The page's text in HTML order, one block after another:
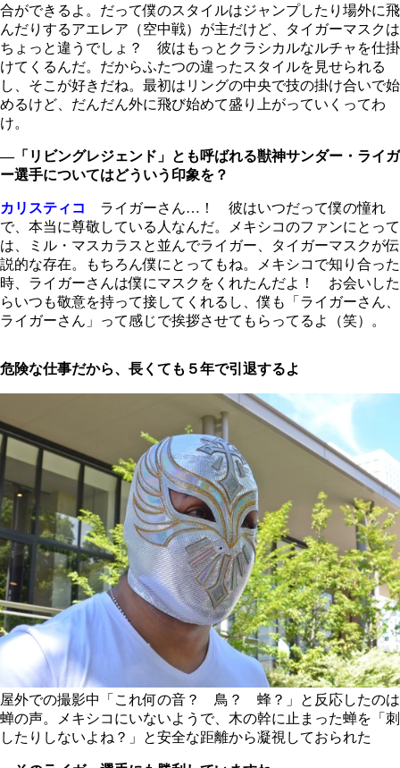
合ができるよ。だって僕のスタイルはジャンプしたり場外に飛
んだりするアエレア（空中戦）が主だけど、タイガーマスクは
ちょっと違うでしょ？ 彼はもっとクラシカルなルチャを仕掛
けてくるんだ。だからふたつの違ったスタイルを見せられる
し、そこが好きだね。最初はリングの中央で技の掛け合いで始
めるけど、だんだん外に飛び始めて盛り上がっていくってわ
け。
―「リビングレジェンド」とも呼ばれる獣神サンダー・ライガ
ー選手についてはどういう印象を？
カリスティコ
ライガーさん…！ 彼はいつだって僕の憧れ
で、本当に尊敬している人なんだ。メキシコのファンにとって
は、ミル・マスカラスと並んでライガー、タイガーマスクが伝
説的な存在。もちろん僕にとってもね。メキシコで知り合った
時、ライガーさんは僕にマスクをくれたんだよ！ お会いした
らいつも敬意を持って接してくれるし、僕も「ライガーさん、
ライガーさん」って感じで挨拶させてもらってるよ（笑）。
危険な仕事だから、長くても５年で引退するよ
屋外での撮影中「これ何の音？ 鳥？ 蜂？」と反応したのは
蝉の声。メキシコにいないようで、木の幹に止まった蝉を「刺
したりしないよね？」と安全な距離から凝視しておられた